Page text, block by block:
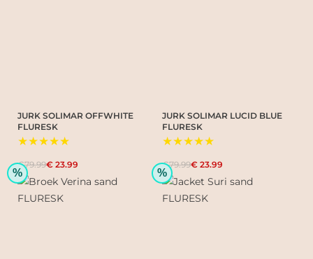
JURK SOLIMAR OFFWHITE
FLURESK
★★★★★
€79.99€ 23.99
JURK SOLIMAR LUCID BLUE
FLURESK
★★★★★
€79.99€ 23.99
% %